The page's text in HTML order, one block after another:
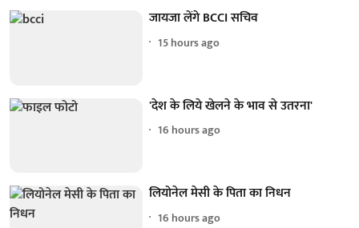
जायजा लेंगे BCCI सचिव
15 hours ago
'देश के लिये खेलने के भाव से उतरना'
16 hours ago
लियोनेल मेसी के पिता का निधन
16 hours ago